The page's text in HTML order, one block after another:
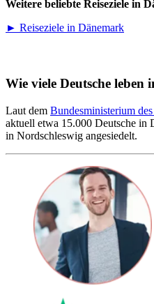
Weitere beliebte Reiseziele in
► Reiseziele in Dänemark
Wie viele Deutsche leben
Laut dem Bundesministerium
aktuell etwa 15.000 Deutsche in
in Nordschleswig angesiedelt.